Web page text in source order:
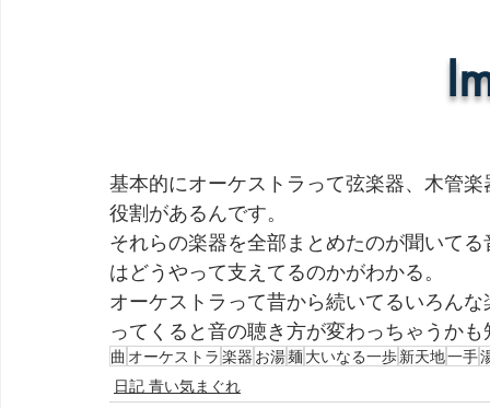
基本的にオーケストラって弦楽器、木管
役割があるんです。
それらの楽器を全部まとめたのが聞いて
はどうやって支えてるのかがわかる。
オーケストラって昔から続いてるいろん
ってくると音の聴き方が変わっちゃうか
曲 オーケストラ 楽器 お湯麺大いなる一歩新天地一手
日記 青い気まぐれ